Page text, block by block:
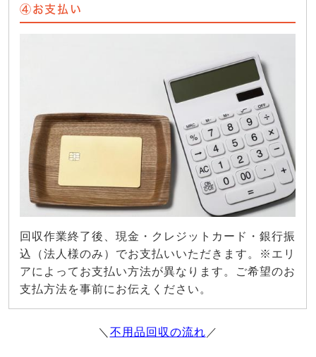
④お支払い
回収作業終了後、現金・クレジットカード・銀行振
込（法人様のみ）でお支払いいただきます。※エリ
アによってお支払い方法が異なります。ご希望のお
支払方法を事前にお伝えください。
＼ 不用品回収の流れ ／